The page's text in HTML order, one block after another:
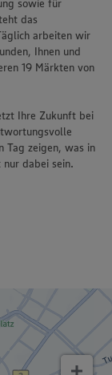
sowie für
das
arbeiten wir
Ihnen und
19 Märkten von
Ihre Zukunft bei
Tag zeigen, was in
dabei sein.